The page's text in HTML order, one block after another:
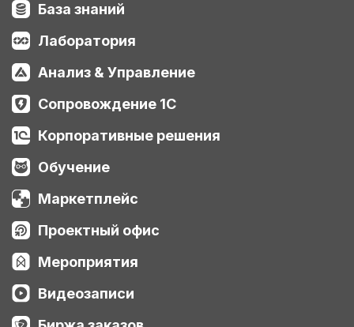
База знаний
Лаборатория
Анализ & Управление
Сопровождение 1С
Корпоративные решения
Обучение
Маркетплейс
Проектный офис
Мероприятия
Видеозаписи